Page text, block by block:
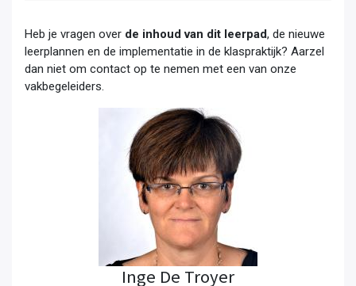
Heb je vragen over de inhoud van dit leerpad, de nieuwe
leerplannen en de implementatie in de klaspraktijk? Aarzel
dan niet om contact op te nemen met een van onze
vakbegeleiders.
Inge De Troyer